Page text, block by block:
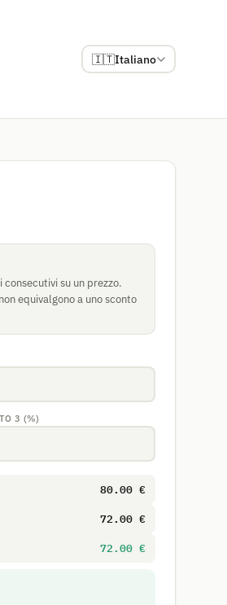
🇮🇹Italiano
su un prezzo.
equivalgono a uno sconto
3 (%)
80.00 €
72.00 €
72.00 €